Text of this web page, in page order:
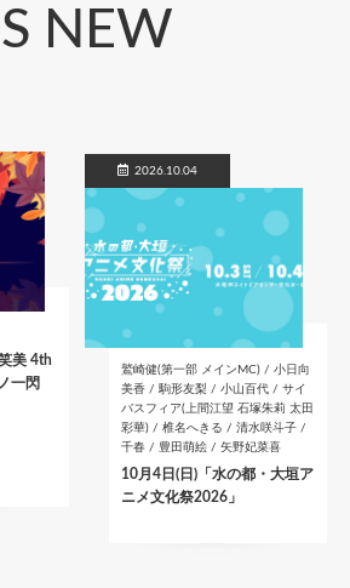
NEW
美 4th
一閃
2026.10.04
鷲崎健(第一部 メインMC) / 小日向
美香 / 駒形友梨 / 小山百代 / サイ
バスフィア(上間江望 石塚朱莉 太田
彩華) / 椎名へきる / 清水咲斗子 /
千春 / 豊田萌絵 / 矢野妃菜喜
10月4日(日)「水の都・大垣ア
ニメ文化祭2026」